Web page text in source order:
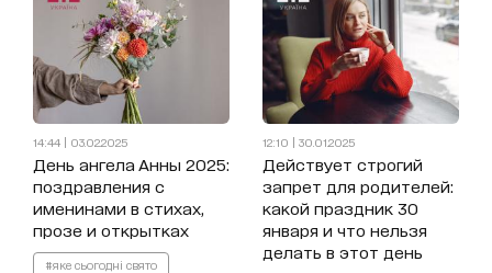
14:44 | 03.02.2025
День ангела Анны 2025:
поздравления с
именинами в стихах,
прозе и открытках
#яке сьогодні свято
12:10 | 30.01.2025
Действует строгий
запрет для родителей:
какой праздник 30
января и что нельзя
делать в этот день